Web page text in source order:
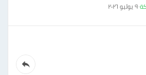
·٩ يوليو ٢٠٢٦